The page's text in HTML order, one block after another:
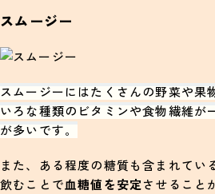
スムージー
スムージーにはたくさんの野菜や果
いろな種類のビタミンや食物繊維が
が多いです。
また、ある程度の糖質も含まれてい
飲むことで血糖値を安定させること